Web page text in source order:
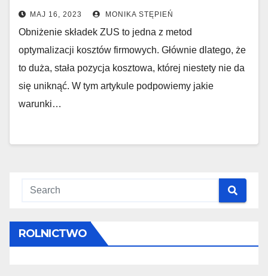
MAJ 16, 2023 MONIKA STĘPIEŃ
Obniżenie składek ZUS to jedna z metod
optymalizacji kosztów firmowych. Głównie dlatego, że
to duża, stała pozycja kosztowa, której niestety nie da
się uniknąć. W tym artykule podpowiemy jakie
warunki…
ROLNICTWO